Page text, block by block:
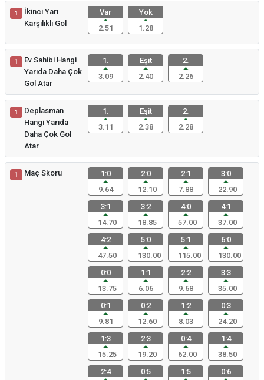
1
İkinci Yarı
Karşılıklı Gol
Var
2.51
Yok
1.28
1
Ev Sahibi Hangi
Yarıda Daha Çok
Gol Atar
1.
3.09
Eşit
2.40
2.
2.26
1
Deplasman
Hangi Yarıda
Daha Çok Gol
Atar
1.
3.11
Eşit
2.38
2.
2.28
1 Maç Skoru
1:0
9.64
2:0
12.10
2:1
7.88
3:0
22.90
3:1
14.70
3:2
18.85
4:0
57.00
4:1
37.00
4:2
47.50
5:0
130.00
5:1
115.00
6:0
130.00
0:0
13.75
1:1
6.06
2:2
9.68
3:3
35.00
0:1
9.81
0:2
12.60
1:2
8.03
0:3
24.20
1:3
15.25
2:3
19.20
0:4
62.00
1:4
38.50
2:4
0:5
1:5
0:6